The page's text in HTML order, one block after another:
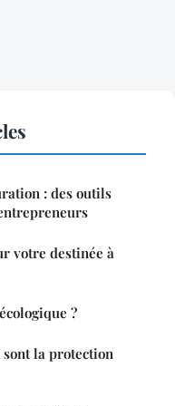
: des outils
votre destinée à
?
la protection